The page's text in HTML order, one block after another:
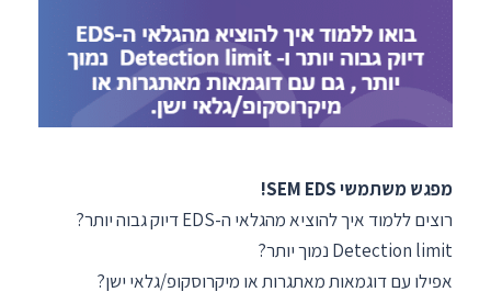
מפגש משתמשי SEM EDS!
רוצים ללמוד איך להוציא מהגלאי ה-EDS דיוק גבוה יותר?
Detection limit נמוך יותר?
אפילו עם דוגמאות מאתגרות או מיקרוסקופ/גלאי ישן?